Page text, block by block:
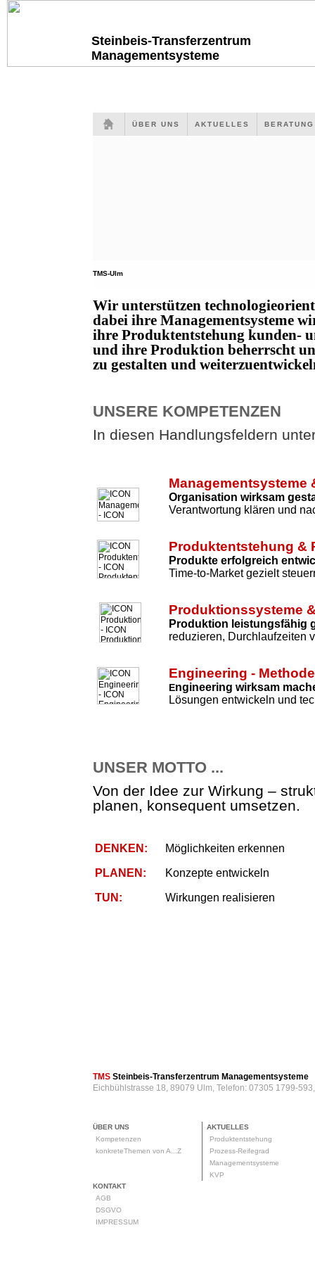
Steinbeis-Transferzentrum
Managementsysteme
ÜBER UNS AKTUELLES
TMS-Ulm
Wir unterstützen
dabei ihre Managementsysteme
ihre Produktentstehung kunden-
und ihre Produktion beherrscht
zu gestalten und
UNSERE KOMPETENZEN
In diesen Handlungsfeldern
Managementsysteme
Organisation wirksam
Verantwortung klären und
Produktentstehung &
Produkte erfolgreich
Time-to-Market gezielt
Produktionssysteme
Produktion leistungsfähig
reduzieren, Durchlaufzeiten
Engineering -
Engineering wirksam
Lösungen entwickeln und
UNSER MOTTO ...
Von der Idee zur Wirkung –
planen, konsequent umsetzen.
DENKEN: Möglichkeiten erkennen
PLANEN: Konzepte entwickeln
TUN: Wirkungen realisieren
TMS Steinbeis-Transferzentrum Managementsysteme
Eichbühlstrasse 18, 89079 Ulm, Telefon: 07305 1799-
ÜBER UNS
Kompetenzen
konkreteThemen von A...Z
AKTUELLES
Produktentstehung
Prozess-Reifegrad
Managementsysteme
KVP
KONTAKT
AGB
DSGVO
IMPRESSUM